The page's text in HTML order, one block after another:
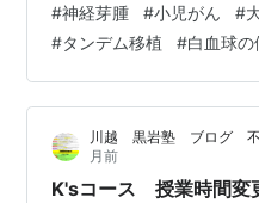
療法2回目＋自家移植 現
法のスケジュール Day-12
5 チオテパ＋メルファラ
パ＋メルファラン（アル
#神経芽腫 #小児がん #
#タンデム移植 #白血球の
川越 黒岩塾 ブログ 不
月前
K'sコース 授業時間変